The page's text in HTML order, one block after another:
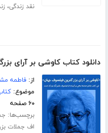
نقد زندگی،
دانلود کتاب کاوشی بر آرای
از:فاطمه
موضوع:
۶۰ صفحه
برچسب‌ها:
اف جملات